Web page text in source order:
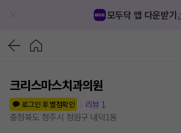
모두닥 앱 다운받기
크리스마스치과의원
로그인 후 별점확인
리뷰 1
충청북도 청주시 청원구 내덕1동